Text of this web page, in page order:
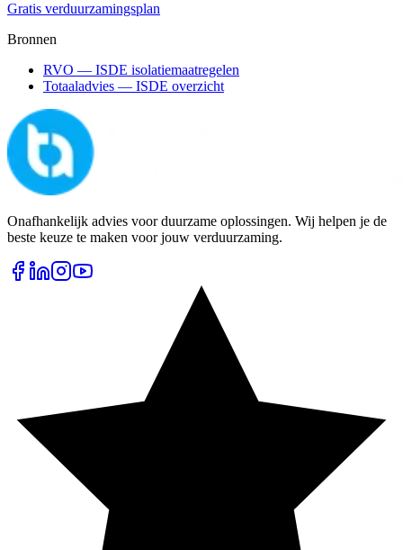
Gratis verduurzamingsplan
Bronnen
RVO — ISDE isolatiemaatregelen
Totaaladvies — ISDE overzicht
Onafhankelijk advies voor duurzame oplossingen. Wij helpen je de
beste keuze te maken voor jouw verduurzaming.